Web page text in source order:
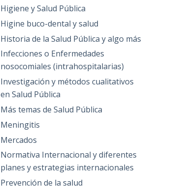
Higiene y Salud Pública
Higine buco-dental y salud
Historia de la Salud Pública y algo más
Infecciones o Enfermedades
nosocomiales (intrahospitalarias)
Investigación y métodos cualitativos
en Salud Pública
Más temas de Salud Pública
Meningitis
Mercados
Normativa Internacional y diferentes
planes y estrategias internacionales
Prevención de la salud